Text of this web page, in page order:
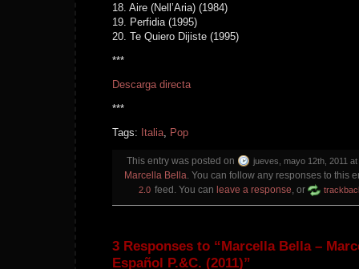
18. Aire (Nell’Aria) (1984)
19. Perfidia (1995)
20. Te Quiero Dijiste (1995)
***
Descarga directa
***
Tags: Italia, Pop
This entry was posted on jueves, mayo 12th, 2011 at
Marcella Bella. You can follow any responses to this
2.0 feed. You can leave a response, or
3 Responses to “Marcella Bella –
Español P.&C. (2011)”